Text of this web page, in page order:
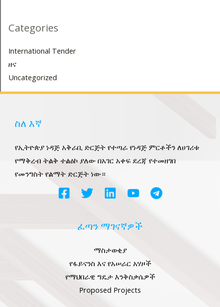
Categories
International Tender
ዘና
Uncategorized
ስለ እኛ
የኢትዮጵያ ነዳጅ አቅራቢ ድርጅት የተጣራ የነዳጅ ምርቶችን ለሀገሪቱ
የማቅረብ ትልቅ ተልዕኮ ያለው በአገር አቀፍ ደረጃ የተመዘገበ
የመንግስት የልማት ድርጅት ነው።
ፈጣን ማገናኛዎች
ማስታወቂያ
የፋይናንስ እና የአሠራር አሃዞች
የማህበራዊ ግዴታ እንቅስቃሴዎች
Proposed Projects